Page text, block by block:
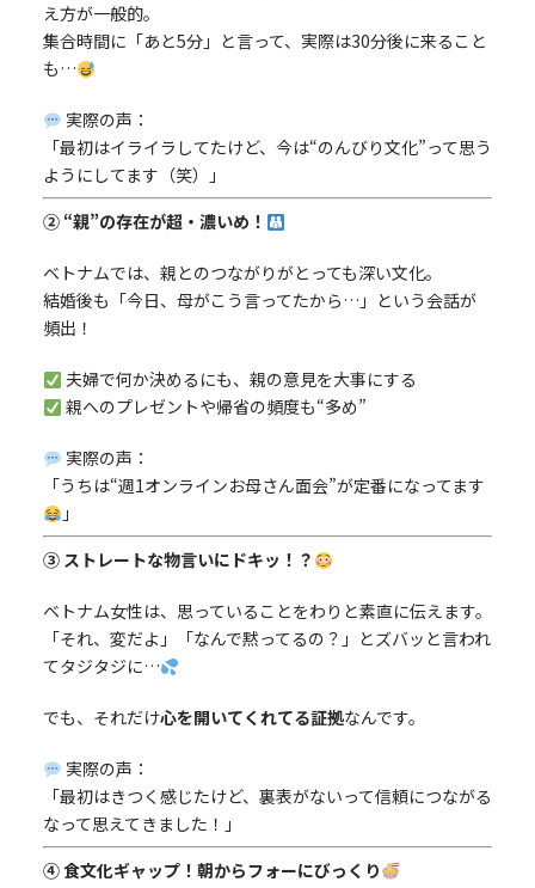
え方が一般的。
集合時間に「あと5分」と言って、実際は30分後に来ること
も…
実際の声：
「最初はイライラしてたけど、今は“のんびり文化”って思う
ようにしてます（笑）」
② “親”の存在が超・濃いめ！
ベトナムでは、親とのつながりがとっても深い文化。
結婚後も「今日、母がこう言ってたから…」という会話が
頻出！
夫婦で何か決めるにも、親の意見を大事にする
親へのプレゼントや帰省の頻度も“多め”
実際の声：
「うちは“週1オンラインお母さん面会”が定番になってます
」
③ ストレートな物言いにドキッ！？
ベトナム女性は、思っていることをわりと素直に伝えます。
「それ、変だよ」「なんで黙ってるの？」とズバッと言われ
てタジタジに…
でも、それだけ心を開いてくれてる証拠なんです。
実際の声：
「最初はきつく感じたけど、裏表がないって信頼につながる
なって思えてきました！」
④ 食文化ギャップ！朝からフォーにびっくり